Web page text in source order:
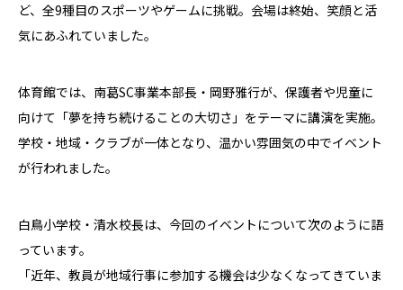
ど、全9種目のスポーツやゲームに挑戦。会場は終始、笑顔と活
気にあふれていました。
体育館では、南葛SC事業本部長・岡野雅行が、保護者や児童に
向けて「夢を持ち続けることの大切さ」をテーマに講演を実施。
学校・地域・クラブが一体となり、温かい雰囲気の中でイベント
が行われました。
白鳥小学校・清水校長は、今回のイベントについて次のように語
っています。
「近年、教員が地域行事に参加する機会は少なくなってきていま